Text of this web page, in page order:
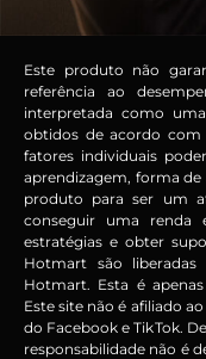
Este produto não
referência ao
interpretada como
obtidos de acordo
fatores individuais
aprendizagem, forma de
produto para ser um
conseguir uma renda
estratégias e obter
Hotmart são
Hotmart. Esta é
Este site não é afiliado
do Facebook e TikTok.
responsabilidade não é